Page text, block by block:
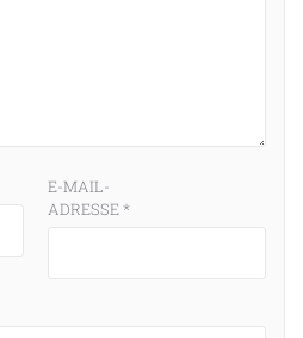
E-MAIL-
ADRESSE*